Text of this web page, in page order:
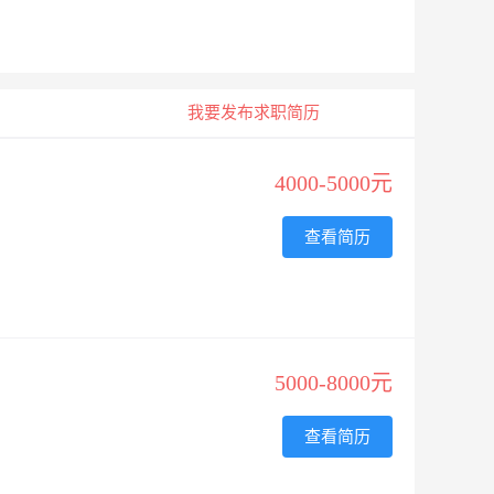
我要发布求职简历
4000-5000元
查看简历
5000-8000元
查看简历